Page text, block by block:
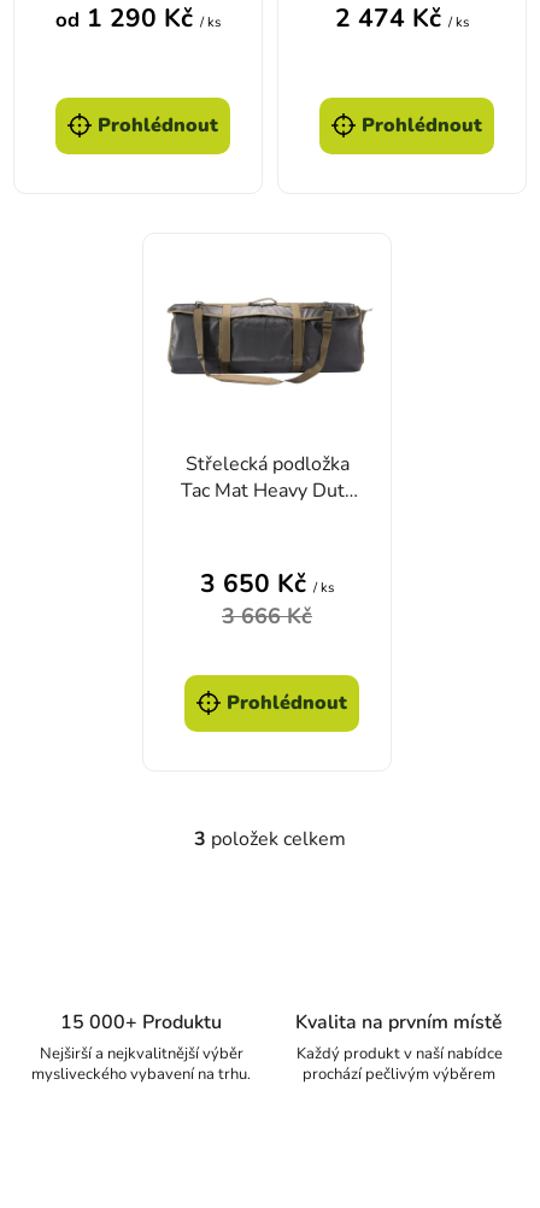
od 1 290 Kč / ks
Prohlédnout
2 474 Kč / ks
Prohlédnout
Střelecká podložka
Tac Mat Heavy Duty
3 650 Kč / ks
3 666 Kč
Prohlédnout
Ovládací prvky výpisu
3 položek celkem
15 000+ Produktu
Nejširší a nejkvalitnější výběr
mysliveckého vybavení na trhu.
Kvalita na prvním místě
Každý produkt v naší nabídce
prochází pečlivým výběrem